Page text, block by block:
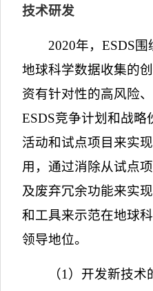
技术研发
2020年， ESDS围
地球科学数据收集的
资有针对性的高风险
ESDS竞争计划和战略
活动和试点项目来实
用，通过消除从试点
及废弃冗余功能来实
和工具来示范在地球
领导地位。
（1 ）开发新技术